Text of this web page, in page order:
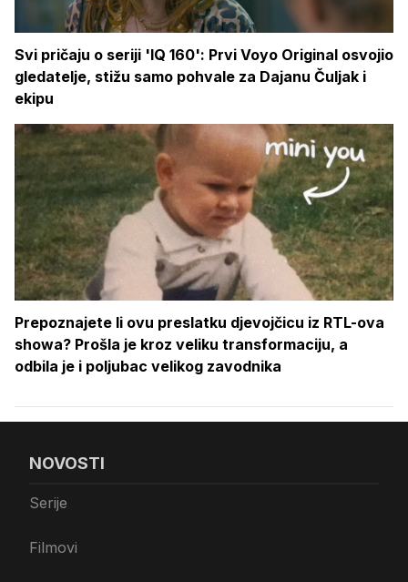
Svi pričaju o seriji 'IQ 160': Prvi Voyo Original osvojio
gledatelje, stižu samo pohvale za Dajanu Čuljak i
ekipu
Prepoznajete li ovu preslatku djevojčicu iz RTL-ova
showa? Prošla je kroz veliku transformaciju, a
odbila je i poljubac velikog zavodnika
NOVOSTI
Serije
Filmovi